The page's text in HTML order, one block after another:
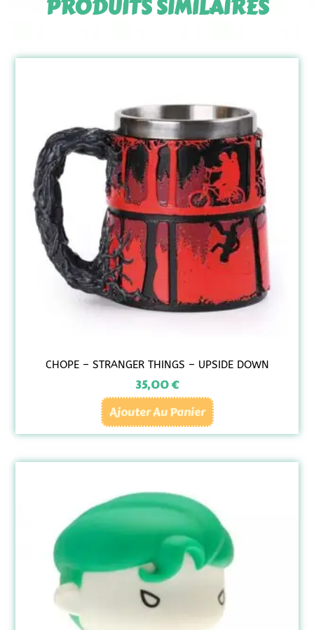
PRODUITS SIMILAIRES
CHOPE – STRANGER THINGS – UPSIDE DOWN
35,00€
Ajouter Au Panier